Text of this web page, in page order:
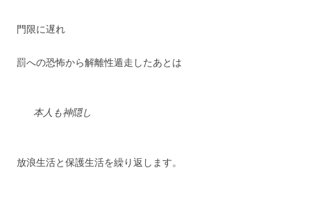
門限に遅れ
罰への恐怖から解離性遁走したあとは
本人も神隠し
放浪生活と保護生活を繰り返します。